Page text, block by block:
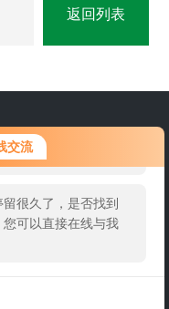
交流
来咨询，很高兴为您
要咨询什么问题呢？
很久了，是否找到
您可以直接在线与我
返回列表
0311-84889246